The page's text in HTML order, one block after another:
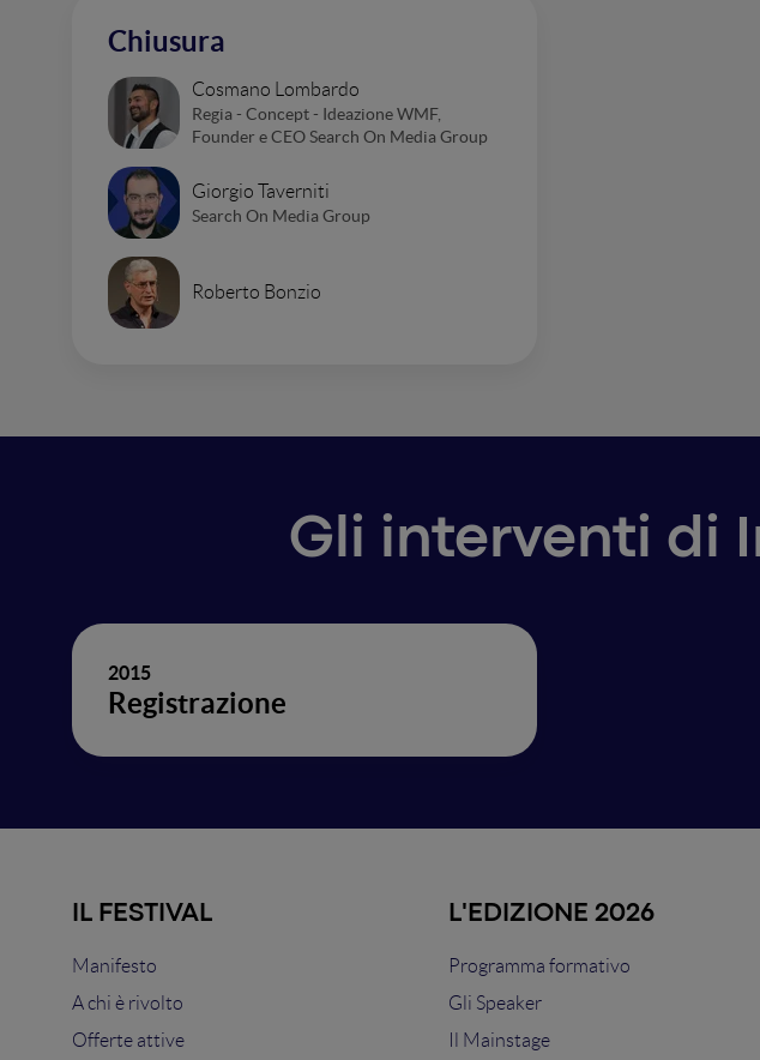
Chiusura
Cosmano Lombardo
Regia - Concept - Ideazione WMF,
Founder e CEO Search On Media Group
Giorgio Taverniti
Search On Media Group
Roberto Bonzio
Gli interventi di
2015
Registrazione
IL FESTIVAL
Manifesto
A chi è rivolto
Offerte attive
L'EDIZIONE 2026
Programma formativo
Gli Speaker
Il Mainstage